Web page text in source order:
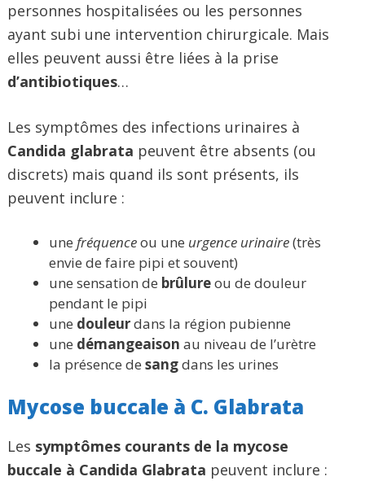
personnes hospitalisées ou les personnes
ayant subi une intervention chirurgicale. Mais
elles peuvent aussi être liées à la prise
d’antibiotiques…
Les symptômes des infections urinaires à
Candida glabrata peuvent être absents (ou
discrets) mais quand ils sont présents, ils
peuvent inclure :
une fréquenceou une urgence urinaire(très
envie de faire pipi et souvent)
une sensation de brûlureou de douleur
pendant le pipi
une douleurdans la région pubienne
une démangeaison au niveau de l’urètre
la présence de sangdans les urines
Mycose buccale à C. Glabrata
Les symptômes courants de la mycose
buccale à Candida Glabrata peuvent inclure :